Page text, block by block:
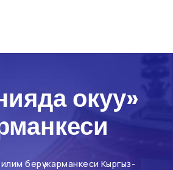
окуу»
берүү жарманкеси Кыргыз-